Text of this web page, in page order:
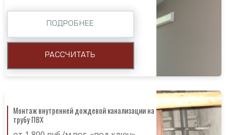
ПОДРОБНЕЕ
РАССЧИТАТЬ
Монтаж внутренней дождевой канализации на
трубу ПВХ